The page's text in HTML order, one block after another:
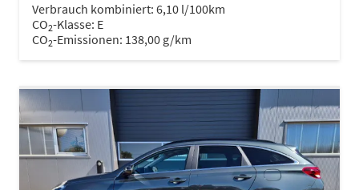
Verbrauch kombiniert: 6,10 l/100km
CO2-Klasse: E
CO2-Emissionen: 138,00 g/km